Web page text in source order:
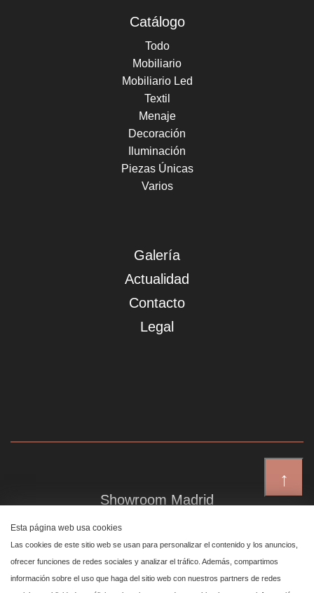
↑
Catálogo
Todo
Mobiliario
Mobiliario Led
Textil
Menaje
Decoración
Iluminación
Piezas Únicas
Varios
Galería
Actualidad
Contacto
Legal
Showroom Madrid
Plaza de Canalejas 6, 4 izq
Centro, 28014 Madrid
Esta página web usa cookies
Las cookies de este sitio web se usan para personalizar el contenido y los anuncios,
ofrecer funciones de redes sociales y analizar el tráfico. Además, compartimos
información sobre el uso que haga del sitio web con nuestros partners de redes